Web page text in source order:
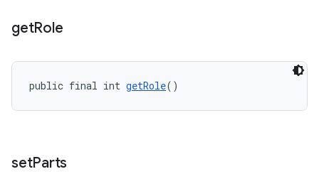
getRole
public final int getRole()
setParts